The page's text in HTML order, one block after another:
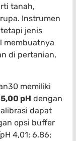
tanah,
Instrumen
jenis
membuatnya
di pertanian,
memiliki
pH dengan
dapat
opsi buffer
4,01; 6,86;